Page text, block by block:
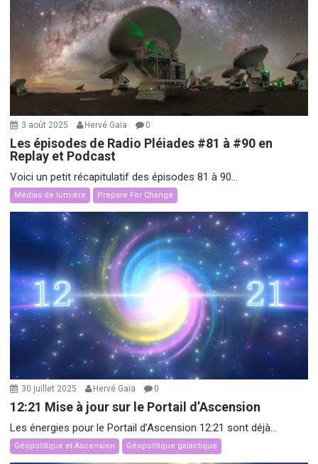
3 août 2025 Hervé Gaïa 0
Les épisodes de Radio Pléiades #81 à #90 en
Replay et Podcast
Voici un petit récapitulatif des épisodes 81 à 90...
Médias de lumière Prepare For Change
30 juillet 2025 Hervé Gaïa 0
12:21 Mise à jour sur le Portail d’Ascension
Les énergies pour le Portail d’Ascension 12:21 sont déjà...
Géopolitique et Ascension Géopolitique galactique